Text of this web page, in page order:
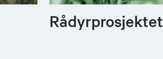
Rådyrprosjektet